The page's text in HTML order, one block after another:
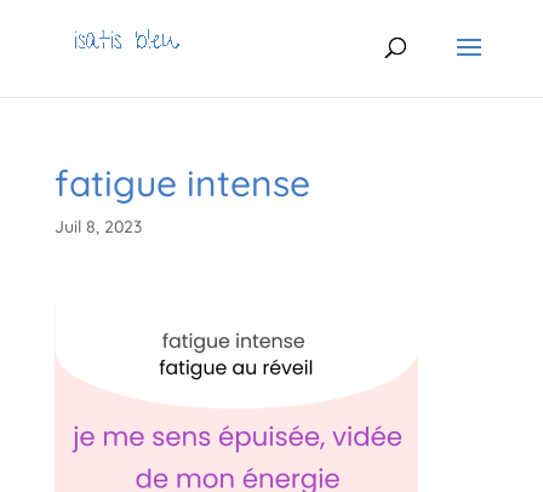
fatigue intense
Juil 8, 2023